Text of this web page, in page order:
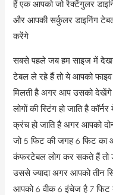
हैं एक आपको जो रैक्टेंगुलर
और आपकी सर्कुलर डाइनिंग
करेंगे
सबसे पहले जब हम साइज में
टेबल ले रहे हैं तो ये आपको
मिलती है अगर आप उसको
लोगों की स्टिंग हो जाति है
क्रंच हो जाति है अगर आपको
जो 5 फिट की जगह 6 फिट का
कंफरटेबल लोग कर सकते हैं तो
उससे ज्यादा अगर आपको तीन
आपको 6 वीक 6 इंचेज है 7 फिट